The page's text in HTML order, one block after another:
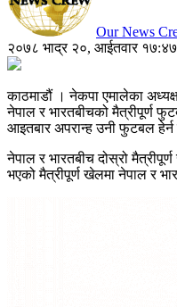
Our News
२०७८ भाद्र २०, आईतवार १७:४७
काठमाडौं । नेकपा एमालेका
नेपाल र भारतबीचको मैत्रीपूर्ण
आइतबार अपरान्ह उनी फुटबल
नेपाल र भारतबीच दोस्रो
भएको मैत्रीपूर्ण खेलमा नेपाल र